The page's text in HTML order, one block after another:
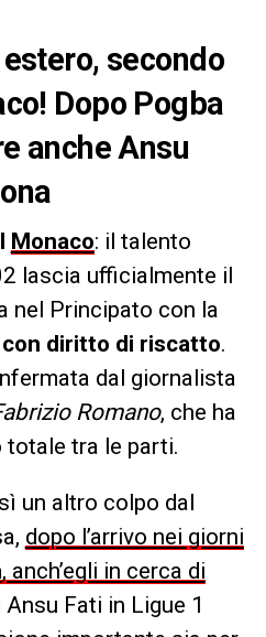
secondo
Dopo Pogba
anche Ansu
Monaco: il talento
lascia ufficialmente il
nel Principato con la
diritto di riscatto.
dal giornalista
Romano, che ha
totale tra le parti.
un altro colpo dal
dopo l’arrivo nei giorni
, anch’egli in cerca di
Ansu Fati in Ligue 1